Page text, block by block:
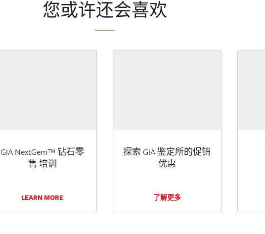
您或许还会喜欢
GIA NextGem™ 钻石零
售 培训
LEARN MORE
探索 GIA 鉴定所的促销
优惠
了解更多